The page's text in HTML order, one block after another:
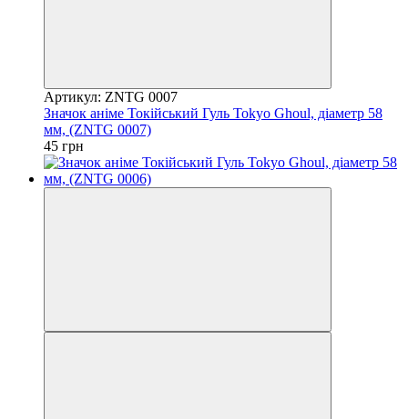
Артикул: ZNTG 0007
Значок аніме Токійський Гуль Tokyo Ghoul, діаметр 58
мм, (ZNTG 0007)
45 грн